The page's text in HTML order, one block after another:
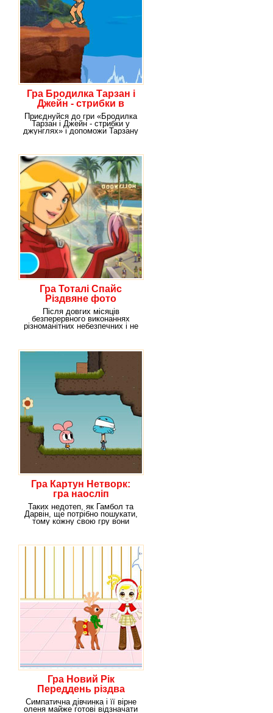
Гра Бродилка Тарзан і
Джейн - стрибки в
джунглях
Приєднуйся до гри «Бродилка
Тарзан і Джейн - стрибки у
джунглях» і допоможи Тарзану
Гра Тоталі Спайс
Різдвяне фото
Після довгих місяців
безперервного виконаннях
різноманітних небезпечних і не
Гра Картун Нетворк:
гра наосліп
Таких недотеп, як Гамбол та
Дарвін, ще потрібно пошукати,
тому кожну свою гру вони
Гра Новий Рік
Переддень різдва
Симпатична дівчинка і її вірне
оленя майже готові відзначати